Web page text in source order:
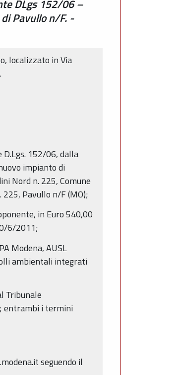
DLgs 152/06 –
Pavullo n/F. -
localizzato in Via
D.Lgs. 152/06, dalla
impianto di
Nord n. 225, Comune
Pavullo n/F (MO);
in Euro 540,00
6/2011;
Modena, AUSL
ambientali integrati
Tribunale
entrambi i termini
seguendo il